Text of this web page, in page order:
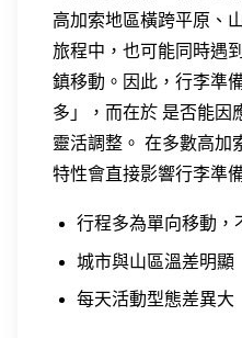
高加索地區橫跨平原、
旅程中，也可能同時遇
鎮移動。因此，行李準
多」，而在於 是否能因
靈活調整。 在多數高加
特性會直接影響行李準
行程多為單向移動，
城市與山區溫差明顯
每天活動型態差異大